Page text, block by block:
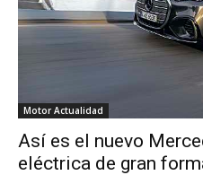
Motor Actualidad
Así es el nuevo
eléctrica de gran